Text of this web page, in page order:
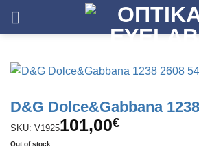
D&G Dolce&Gabbana
SKU: V1925101,00€
Out of stock